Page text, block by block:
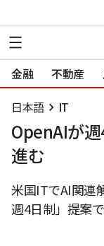
金融 不動産
日本語 IT
OpenAIが
進む
米国ITでAI関連
週4日制」提案